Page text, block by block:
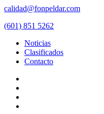
calidad@fonpeldar.com
(601) 851 5262
Noticias
Clasificados
Contacto